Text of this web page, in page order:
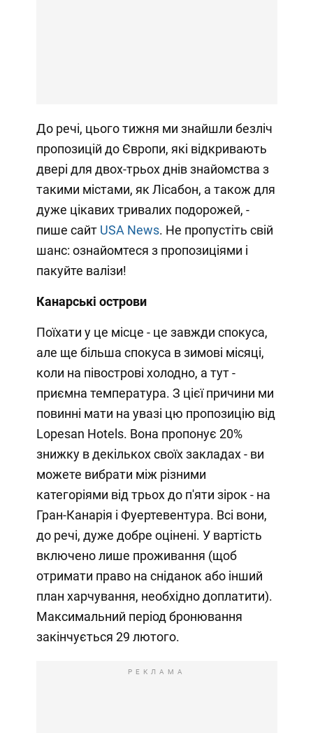
До речі, цього тижня ми знайшли безліч
пропозицій до Європи, які відкривають
двері для двох-трьох днів знайомства з
такими містами, як Лісабон, а також для
дуже цікавих тривалих подорожей, -
пише сайт USA News. Не пропустіть свій
шанс: ознайомтеся з пропозиціями і
пакуйте валізи!
Канарські острови
Поїхати у це місце - це завжди спокуса,
але ще більша спокуса в зимові місяці,
коли на півострові холодно, а тут -
приємна температура. З цієї причини ми
повинні мати на увазі цю пропозицію від
Lopesan Hotels. Вона пропонує 20%
знижку в декількох своїх закладах - ви
можете вибрати між різними
категоріями від трьох до п'яти зірок - на
Гран-Канарія і Фуертевентура. Всі вони,
до речі, дуже добре оцінені. У вартість
включено лише проживання (щоб
отримати право на сніданок або інший
план харчування, необхідно доплатити).
Максимальний період бронювання
закінчується 29 лютого.
РЕКЛАМА